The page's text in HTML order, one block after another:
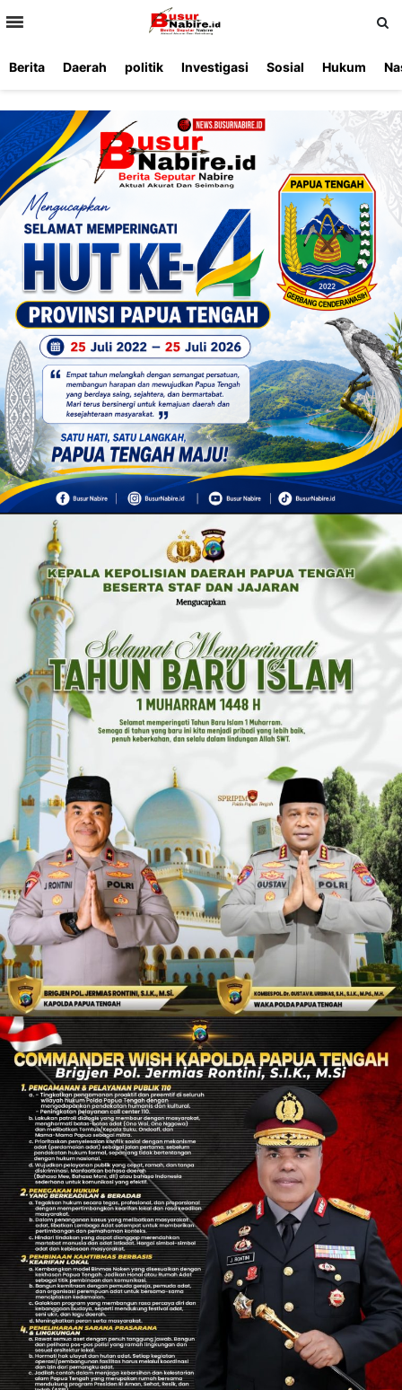
Berita Daerah politik Investigasi Sosial Hukum